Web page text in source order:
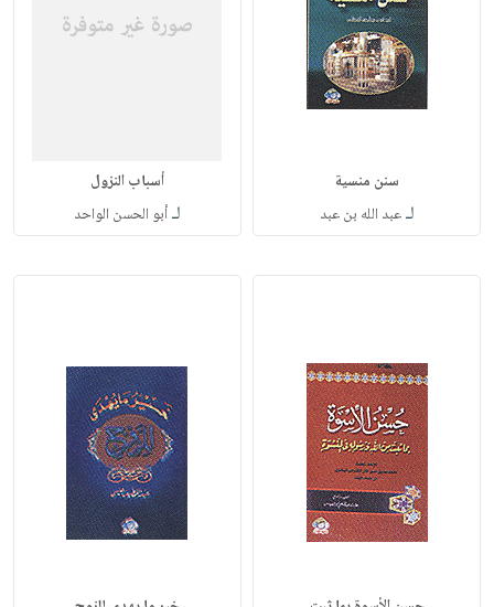
سنن منسية
لـعبد الله بن عبد
أسباب النزول
لـأبو الحسن الواحد